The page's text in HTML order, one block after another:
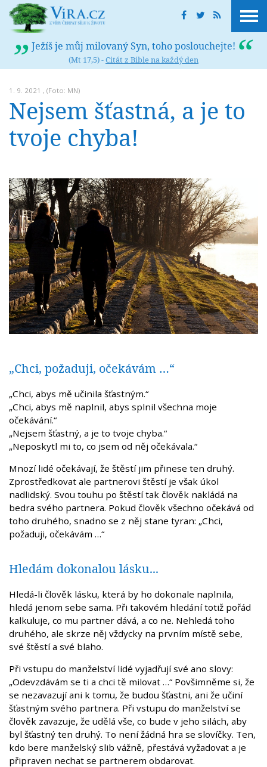
Ježíš je můj milovaný Syn, toho poslouchejte!
(Mt 17,5) -Citát z Bible na každý den
1. 9. 2021 , (Foto: MN)
Nejsem šťastná, a je to
tvoje chyba!
„Chci, požaduji, očekávám …“
„Chci, abys mě učinila šťastným.“
„Chci, abys mě naplnil, abys splnil všechna moje
očekávání.“
„Nejsem šťastný, a je to tvoje chyba.“
„Neposkytl mi to, co jsem od něj očekávala.“
Mnozí lidé očekávají, že štěstí jim přinese ten druhý.
Zprostředkovat ale partnerovi štěstí je však úkol
nadlidský. Svou touhu po štěstí tak člověk nakládá na
bedra svého partnera. Pokud člověk všechno očekává od
toho druhého, snadno se z něj stane tyran: „Chci,
požaduji, očekávám …“
Hledám dokonalou lásku...
Hledá-li člověk lásku, která by ho dokonale naplnila,
hledá jenom sebe sama. Při takovém hledání totiž pořád
kalkuluje, co mu partner dává, a co ne. Nehledá toho
druhého, ale skrze něj vždycky na prvním místě sebe,
své štěstí a své blaho.
Při vstupu do manželství lidé vyjadřují své ano slovy:
„Odevzdávám se ti a chci tě milovat …“ Povšimněme si, že
se nezavazují ani k tomu, že budou šťastni, ani že učiní
šťastným svého partnera. Při vstupu do manželství se
člověk zavazuje, že udělá vše, co bude v jeho silách, aby
byl šťastný ten druhý. To není žádná hra se slovíčky. Ten,
kdo bere manželský slib vážně, přestává vyžadovat a je
připraven nechat se partnerem obdarovat.